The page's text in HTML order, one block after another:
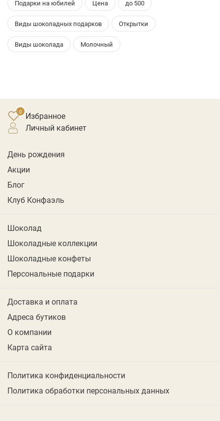
Подарки на юбилей Цена до 500
Виды шоколадных подарков Открытки
Виды шоколада Молочный
Избранное
личный кабинет
День рождения
Акции
Блог
Клуб Конфаэль
Шоколад
Шоколадные коллекции
Шоколадные конфеты
Персональные подарки
Доставка и оплата
Адреса бутиков
О компании
Карта сайта
Политика конфиденциальности
Политика обработки персональных данных